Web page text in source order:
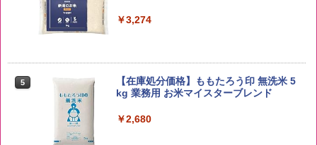
￥3,274
5
【在庫処分価格】ももたろう印 無洗米 5
kg 業務用 お米マイスターブレンド
￥2,680